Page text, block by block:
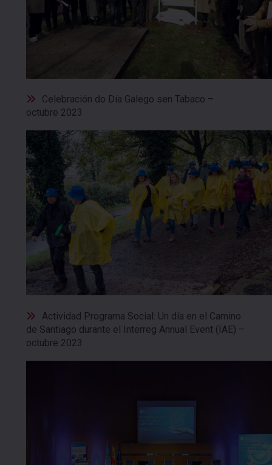
Celebración do Día Galego sen Tabaco –
octubre 2023
Actividad Programa Social: Un día en el Camino
de Santiago durante el Interreg Annual Event (IAE) –
octubre 2023